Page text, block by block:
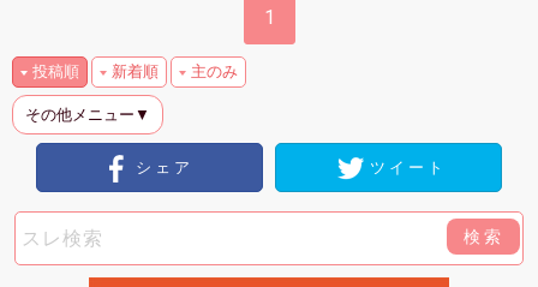
1
投稿順 新着順 主のみ
その他メニュー▼
シェア ツイート
検索